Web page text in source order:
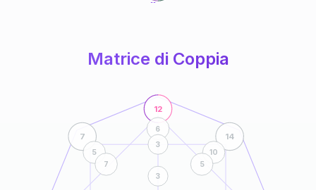
60
Matrice di Coppia
12
7 14
6
3
3
5
7
10
5